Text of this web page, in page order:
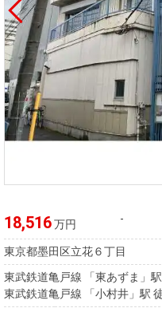
18,516万円 -
東京都墨田区立花６丁目
東武鉄道亀戸線 「東あずま」
東武鉄道亀戸線 「小村井」駅